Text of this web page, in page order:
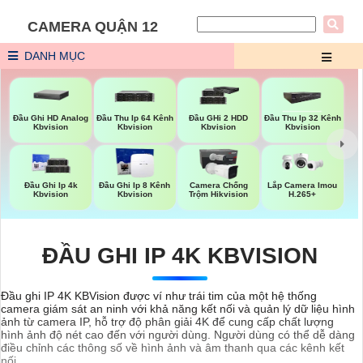
CAMERA QUẬN 12
DANH MỤC
Đầu Ghi HD Analog
Kbvision
Đầu Thu Ip 64 Kênh
Kbvision
Đầu GHi 2 HDD
Kbvision
Đầu Thu Ip 32 Kênh
Kbvision
Đầu Ghi Ip 4k
Kbvision
Đầu Ghi Ip 8 Kênh
Kbvision
Camera Chống
Trộm Hikvision
Lắp Camera Imou
H.265+
ĐẦU GHI IP 4K KBVISION
Đầu ghi IP 4K KBVision được ví như trái tim của một hệ thống
camera giám sát an ninh với khả năng kết nối và quản lý dữ liệu hình
ảnh từ camera IP, hỗ trợ độ phân giải 4K để cung cấp chất lượng
hình ảnh độ nét cao đến với người dùng. Người dùng có thể dễ dàng
điều chỉnh các thông số về hình ảnh và âm thanh qua các kênh kết